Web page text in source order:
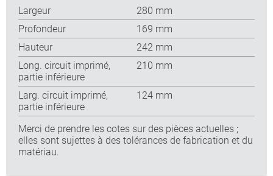
Largeur
280 mm
Profondeur
169 mm
Hauteur
242 mm
Long. circuit imprimé,
partie inférieure
210 mm
Larg. circuit imprimé,
partie inférieure
124 mm
Merci de prendre les cotes sur des pièces actuelles ;
elles sont sujettes à des tolérances de fabrication et du
matériau.